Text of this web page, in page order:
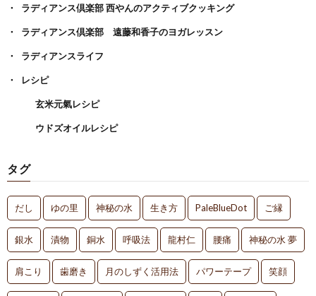
ラディアンス倶楽部 西やんのアクティブクッキング
ラディアンス倶楽部 遠藤和香子のヨガレッスン
ラディアンスライフ
レシピ
玄米元氣レシピ
ウドズオイルレシピ
タグ
だし ゆの里 神秘の水 生き方 PaleBlueDot ご縁
銀水 漬物 銅水 呼吸法 龍村仁 腰痛 神秘の水 夢
肩こり 歯磨き 月のしずく活用法 パワーテープ 笑顔